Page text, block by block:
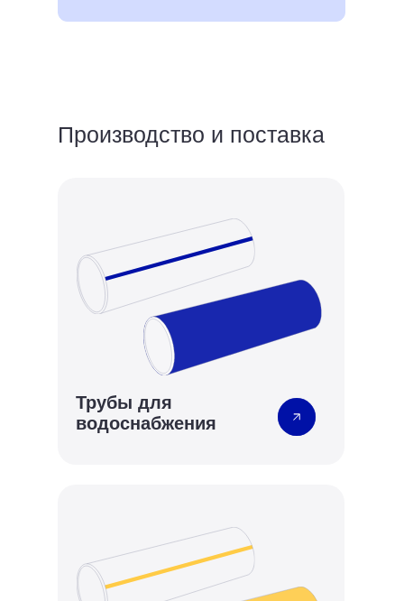
Производство и поставка
Трубы для
водоснабжения